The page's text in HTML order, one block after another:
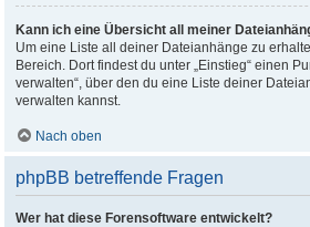
Kann ich eine Übersicht all meiner
Um eine Liste all deiner Dateianhänge zu
Bereich. Dort findest du unter „Einstieg“ einen
verwalten“, über den du eine Liste deiner
verwalten kannst.
Nach oben
phpBB betreffende Fragen
Wer hat diese Forensoftware entwickelt?